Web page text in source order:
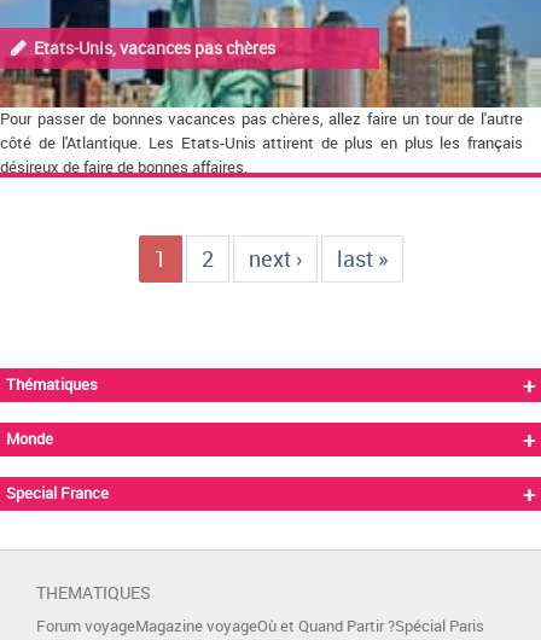
Etats-Unis, vacances pas chères
Pour passer de bonnes vacances pas chères, allez faire un tour de l'autre
côté de l'Atlantique. Les Etats-Unis attirent de plus en plus les français
désireux de faire de bonnes affaires.
1 2 next › last »
Thématiques +
Monde +
Special France +
THEMATIQUES
Forum voyageMagazine voyageOù et Quand Partir ?Spécial Paris